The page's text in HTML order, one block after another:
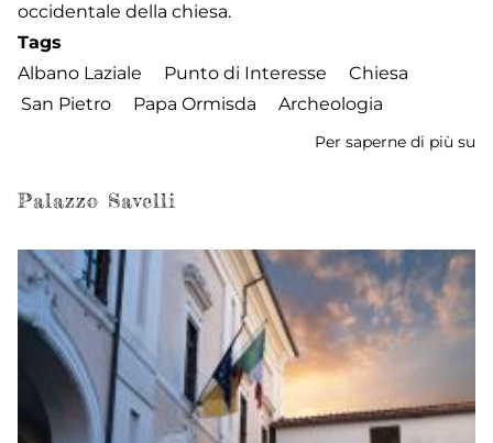
occidentale della chiesa.
Tags
Albano Laziale
Punto di Interesse
Chiesa
San Pietro
Papa Ormisda Archeologia
Per saperne di più su
Palazzo Savelli